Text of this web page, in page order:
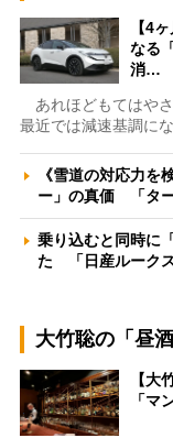
【4
なる
消…
あれほどもてはやさ
最近では減速基調に
《雪道の対応力を
ー」の真価 「タ
乗り込むと同時に
た 「日産ルーク
大竹聡の「昼酒
【大
「マ